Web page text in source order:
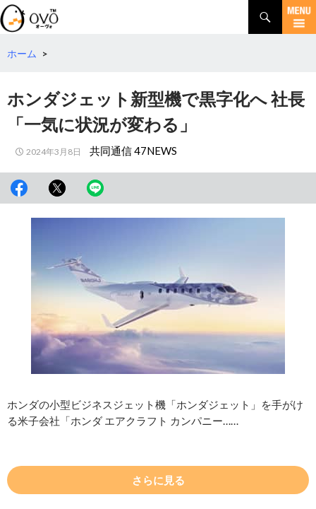
検
索
コ
テ
へ
ホーム >
ホンダジェット新型機で黒字化へ 社長
「一気に状況が変わる」
2024年3月8日 共同通信 47NEWS
ホンダの小型ビジネスジェット機「ホンダジェット」を手がけ
る米子会社「ホンダ エアクラフト カンパニー……
さらに見る